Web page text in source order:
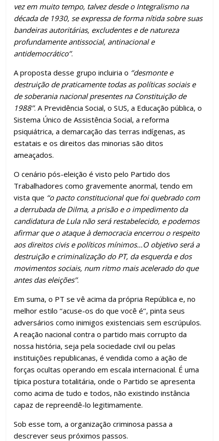
vez em muito tempo, talvez desde o Integralismo na
década de 1930, se expressa de forma nítida sobre suas
bandeiras autoritárias, excludentes e de natureza
profundamente antissocial, antinacional e
antidemocrático’’.
A proposta desse grupo incluiria o ‘’desmonte e
destruição de praticamente todas as políticas sociais e
de soberania nacional presentes na Constituição de
1988’’. A Previdência Social, o SUS, a Educação pública, o
Sistema Único de Assistência Social, a reforma
psiquiátrica, a demarcação das terras indígenas, as
estatais e os direitos das minorias são ditos
ameaçados.
O cenário pós-eleição é visto pelo Partido dos
Trabalhadores como gravemente anormal, tendo em
vista que ‘‘o pacto constitucional que foi quebrado com
a derrubada de Dilma, a prisão e o impedimento da
candidatura de Lula não será restabelecido, e podemos
afirmar que o ataque à democracia encerrou o respeito
aos direitos civis e políticos mínimos…O objetivo será a
destruição e criminalização do PT, da esquerda e dos
movimentos sociais, num ritmo mais acelerado do que
antes das eleições’’.
Em suma, o PT se vê acima da própria República e, no
melhor estilo ‘‘acuse-os do que você é’’, pinta seus
adversários como inimigos existenciais sem escrúpulos.
A reação nacional contra o partido mais corrupto da
nossa história, seja pela sociedade civil ou pelas
instituições republicanas, é vendida como a ação de
forças ocultas operando em escala internacional. É uma
típica postura totalitária, onde o Partido se apresenta
como acima de tudo e todos, não existindo instância
capaz de repreendê-lo legitimamente.
Sob esse tom, a organização criminosa passa a
descrever seus próximos passos.